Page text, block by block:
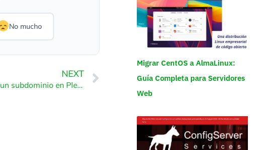
No mucho
NEXT
Cómo eliminar un subdominio en Plesk
Migrar CentOS a AlmaLinux:
Guía Completa para Servidores
Web